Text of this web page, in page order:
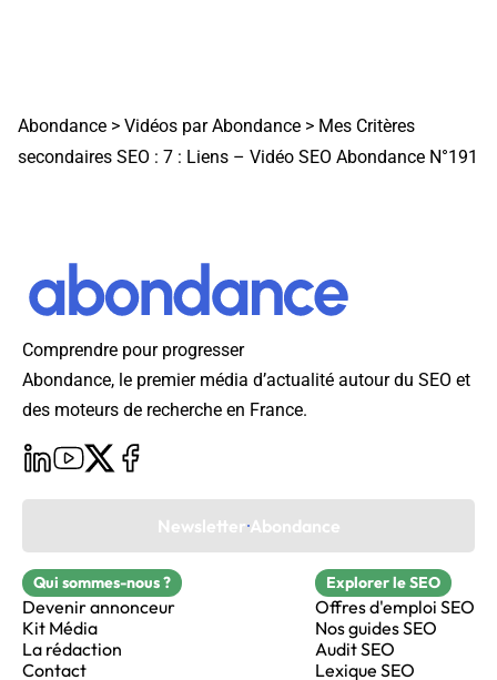
Abondance > Vidéos par Abondance > Mes Critères
secondaires SEO : 7 : Liens – Vidéo SEO Abondance N°191
Comprendre pour progresser
Abondance, le premier média d’actualité autour du SEO et
des moteurs de recherche en France.
Newsletter Abondance
Qui sommes-nous ?
Devenir annonceur
Kit Média
La rédaction
Contact
Explorer le SEO
Offres d'emploi SEO
Nos guides SEO
Audit SEO
Lexique SEO